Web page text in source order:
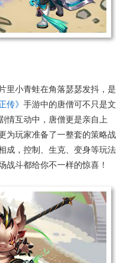
里小青蛙在角落瑟瑟发抖，是
传》 手游中的唐僧可不只是文
情互动中，唐僧更是亲自上
为玩家准备了一整套的策略战
成，控制、生克、变身等玩法
战斗都给你不一样的惊喜！